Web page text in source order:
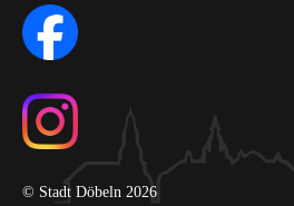
© Stadt Döbeln 2026